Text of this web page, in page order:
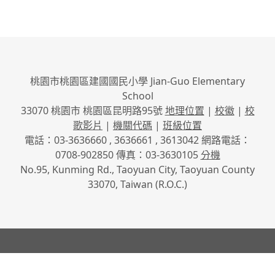
桃園市桃園區建國國民小學 Jian-Guo Elementary
School
33070 桃園市 桃園區昆明路95號地理位置 | 校徽| 校
歌影片 | 機關代碼 | 班級位置
電話：03-3636660 , 3636661 , 3613042 網路電話：
0708-902850 傳真：03-3630105分機
No.95, Kunming Rd., Taoyuan City, Taoyuan County
33070, Taiwan (R.O.C.)